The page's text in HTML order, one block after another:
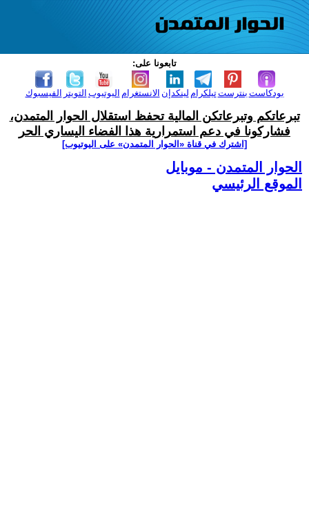
تابعونا على:
الفيسبوك التويتر اليوتيوب الانستغرام لينكدإن تيلكرامبنترست بودكاست
تبرعاتكم وتبرعاتكن المالية تحفظ استقلال الحوار المتمدن،
فشاركونا في دعم استمرارية هذا الفضاء اليساري الحر
[اشترك في قناة ‫«الحوار المتمدن» على اليوتيوب]
الحوار المتمدن - موبايل
الموقع الرئيسي